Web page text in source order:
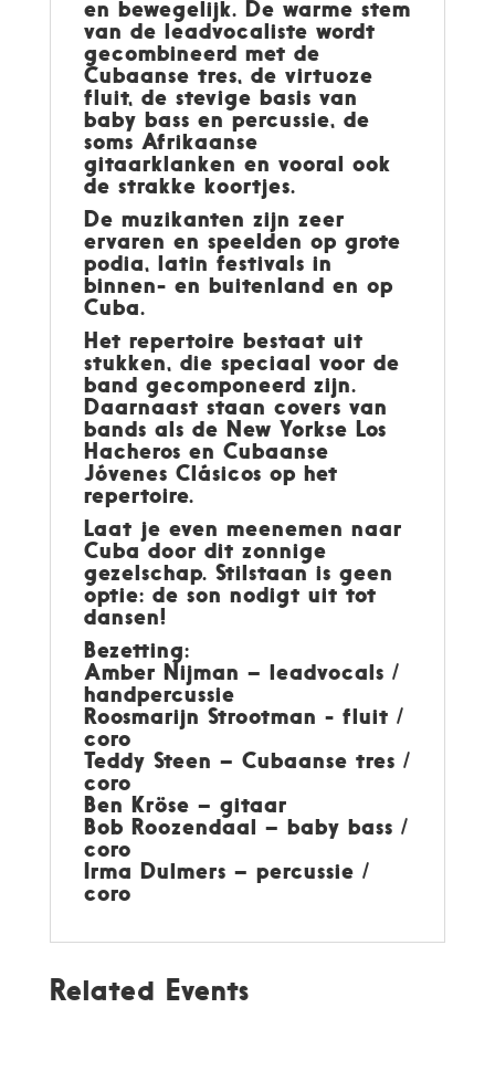
en bewegelijk. De warme stem
van de leadvocaliste wordt
gecombineerd met de
Cubaanse tres, de virtuoze
fluit, de stevige basis van
baby bass en percussie, de
soms Afrikaanse
gitaarklanken en vooral ook
de strakke koortjes.
De muzikanten zijn zeer
ervaren en speelden op grote
podia, latin festivals in
binnen- en buitenland en op
Cuba.
Het repertoire bestaat uit
stukken, die speciaal voor de
band gecomponeerd zijn.
Daarnaast staan covers van
bands als de New Yorkse Los
Hacheros en Cubaanse
Jóvenes Clásicos op het
repertoire.
Laat je even meenemen naar
Cuba door dit zonnige
gezelschap. Stilstaan is geen
optie: de son nodigt uit tot
dansen!
Bezetting:
Amber Nijman – leadvocals /
handpercussie
Roosmarijn Strootman - fluit /
coro
Teddy Steen – Cubaanse tres /
coro
Ben Kröse – gitaar
Bob Roozendaal – baby bass /
coro
Irma Dulmers – percussie /
coro
Related Events